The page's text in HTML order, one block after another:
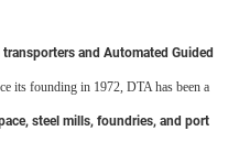
and Automated Guided
its founding in 1972, DTA has been a
steel mills, foundries, and port